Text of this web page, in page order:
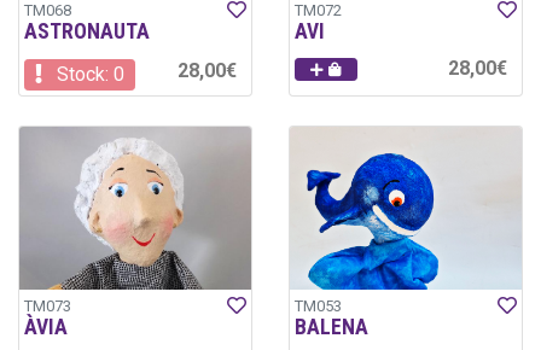
TM068
ASTRONAUTA
Stock: 0 28,00€
TM072
AVI
28,00€
TM073
ÀVIA
TM053
BALENA